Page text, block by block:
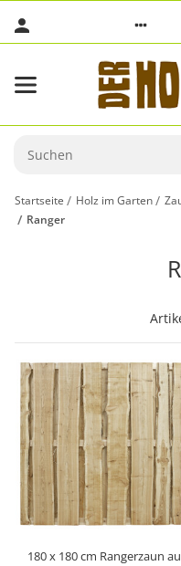
Startseite Holz im Garten
Ranger
180 x 180 cm Rangerzaun